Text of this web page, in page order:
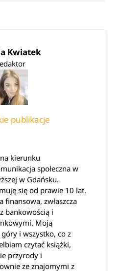
Kwiatek
publikacje
kierunku
społeczna w
w Gdańsku.
się od prawie 10 lat.
finansowa, zwłaszcza
bankowością i
Moją
i wszystko, co z
czytać książki,
przyrody i
ze znajomymi z